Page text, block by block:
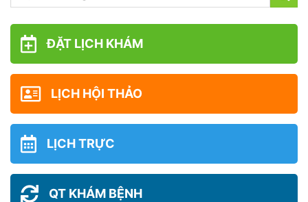
ĐẶT LỊCH KHÁM
LỊCH HỘI THẢO
LỊCH TRỰC
QT KHÁM BỆNH